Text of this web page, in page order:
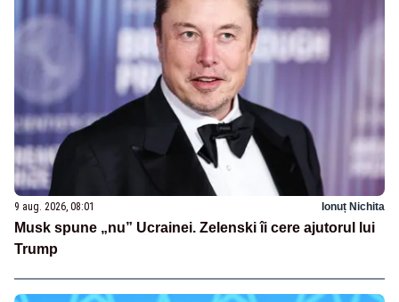
9 aug. 2026, 08:01 Ionuț Nichita
Musk spune „nu” Ucrainei. Zelenski îi cere ajutorul lui
Trump